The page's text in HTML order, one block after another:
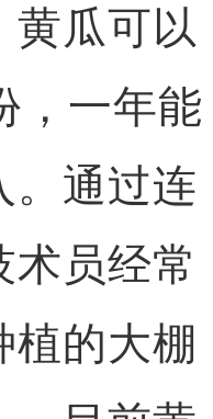
黄瓜可以
，一年能
。通过连
术员经常
植的大棚